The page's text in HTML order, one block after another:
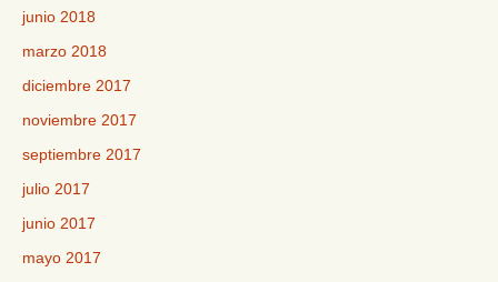
junio 2018
marzo 2018
diciembre 2017
noviembre 2017
septiembre 2017
julio 2017
junio 2017
mayo 2017